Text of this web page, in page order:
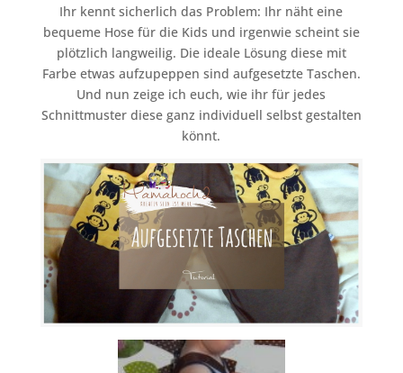
Ihr kennt sicherlich das Problem: Ihr näht eine
bequeme Hose für die Kids und irgenwie scheint sie
plötzlich langweilig. Die ideale Lösung diese mit
Farbe etwas aufzupeppen sind aufgesetzte Taschen.
Und nun zeige ich euch, wie ihr für jedes
Schnittmuster diese ganz individuell selbst gestalten
könnt.